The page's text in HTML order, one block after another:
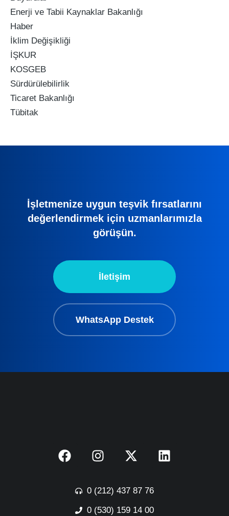
Enerji ve Tabii Kaynaklar Bakanlığı
Haber
İklim Değişikliği
İŞKUR
KOSGEB
Sürdürülebilirlik
Ticaret Bakanlığı
Tübitak
İşletmenize uygun teşvik fırsatlarını
değerlendirmek için uzmanlarımızla
görüşün.
İletişim
WhatsApp Destek
0 (212) 437 87 76
0 (530) 159 14 00